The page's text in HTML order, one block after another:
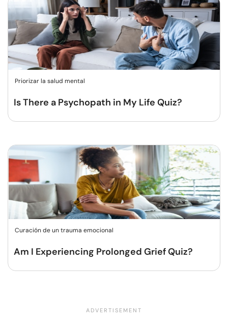
Priorizar la salud mental
Is There a Psychopath in My Life Quiz?
Curación de un trauma emocional
Am I Experiencing Prolonged Grief Quiz?